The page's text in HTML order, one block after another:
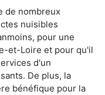
de nombreux
nuisibles
pour une
et-Loire et pour qu'il
d'un
De plus, la
bénéfique pour la